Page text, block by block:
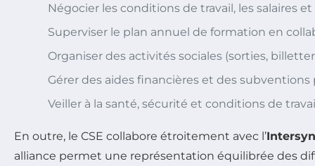
Négocier les conditions de travail, les salaires
Superviser le plan annuel de formation en
Organiser des activités sociales (sorties,
Gérer des aides financières et des subventions
Veiller à la santé, sécurité et conditions de
En outre, le CSE collabore étroitement avec l’
alliance permet une représentation équilibrée des